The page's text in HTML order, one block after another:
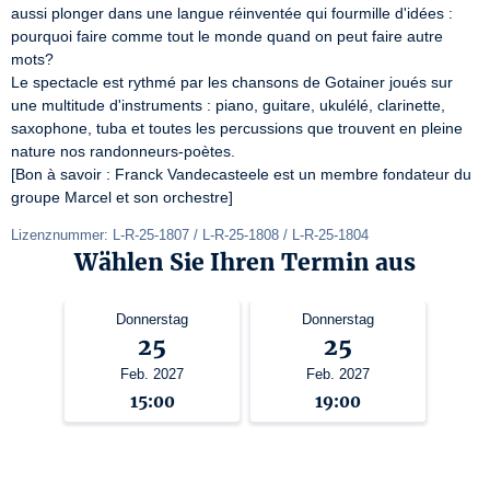
aussi plonger dans une langue réinventée qui fourmille d'idées :
pourquoi faire comme tout le monde quand on peut faire autre
mots?
Le spectacle est rythmé par les chansons de Gotainer joués sur
une multitude d'instruments : piano, guitare, ukulélé, clarinette,
saxophone, tuba et toutes les percussions que trouvent en pleine
nature nos randonneurs-poètes.
[Bon à savoir : Franck Vandecasteele est un membre fondateur du
groupe Marcel et son orchestre]
Lizenznummer: L-R-25-1807 / L-R-25-1808 / L-R-25-1804
Wählen Sie Ihren Termin aus
Donnerstag
25
Feb. 2027
15:00
Donnerstag
25
Feb. 2027
19:00